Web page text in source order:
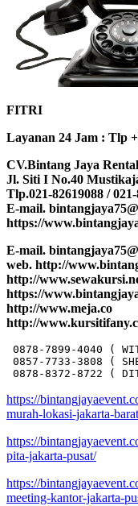
FITRI
Layanan 24 Jam : Tlp
CV.Bintang Jaya
Jl. Siti I No.40
Tlp.021-82619088 /
E-mail.
https://
E-mail.
web. http://
http://
https://
http://www.meja.co
http://
0878-7899-4040 (
0857-7733-3808 (
0878-8372-8722 (
https://
murah-lokasi-jakarta-
https://
pita-jakarta-pusat/
https://
meeting-kantor-jakarta-